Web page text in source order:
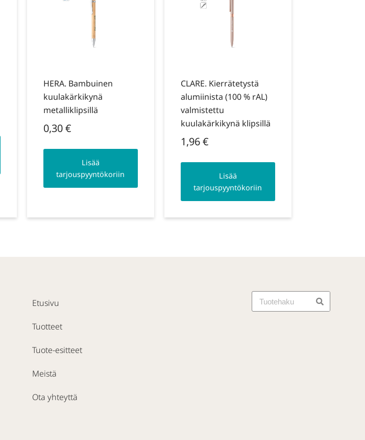
HERA. Bambuinen
kuulakärkikynä
metalliklipsillä
0,30€
Lisää
tarjouspyyntökoriin
CLARE. Kierrätetystä
alumiinista (100 % rAL)
valmistettu
kuulakärkikynä klipsillä
1,96€
Lisää
tarjouspyyntökoriin
Etusivu
Tuotteet
Tuote-esitteet
Meistä
Ota yhteyttä